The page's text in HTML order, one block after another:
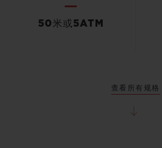
50米或5ATM
查看所有规格